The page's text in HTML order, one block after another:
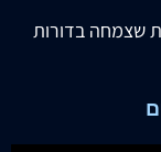
שצמחה בדורות